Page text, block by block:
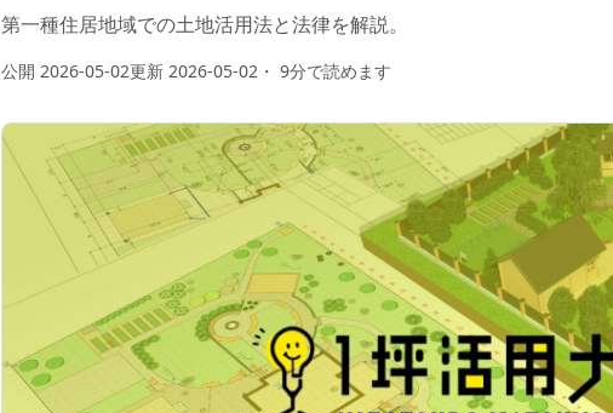
第一種住居地域での土地活用法と法律を解説。
公開 2026-05-02更新 2026-05-02 ・ 9分で読めます